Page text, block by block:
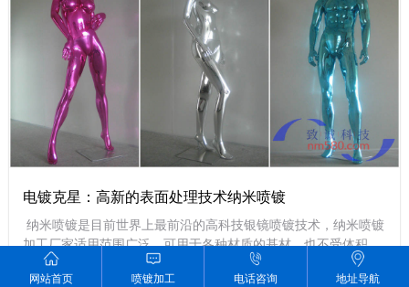
电镀克星：高新的表面处理技术纳米喷镀
纳米喷镀是目前世界上最前沿的高科技银镜喷镀技术，纳米喷镀
加工厂家适用范围广泛，可用于各种材质的基材，也不受体积和
面积的限制。
网站首页 喷镀加工 电话咨询 地址导航